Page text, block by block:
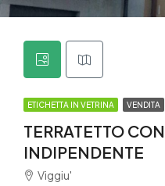
ETICHETTA IN VETRINA VENDITA
TERRATETTO
INDIPENDENTE
Viggiu'